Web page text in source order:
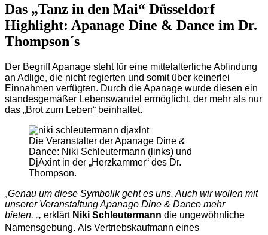
Das „Tanz in den Mai“ Düsseldorf
Highlight: Apanage Dine & Dance im Dr.
Thompson´s
Der Begriff Apanage steht für eine mittelalterliche Abfindung
an Adlige, die nicht regierten und somit über keinerlei
Einnahmen verfügten. Durch die Apanage wurde diesen ein
standesgemäßer Lebenswandel ermöglicht, der mehr als nur
das „Brot zum Leben“ beinhaltet.
Die Veranstalter der Apanage Dine &
Dance: Niki Schleutermann (links) und
DjAxint in der „Herzkammer“ des Dr.
Thompson.
„Genau um diese Symbolik geht es uns. Auch wir wollen mit
unserer Veranstaltung Apanage Dine & Dance mehr
bieten. „, erklärt Niki Schleutermann die ungewöhnliche
Namensgebung. Als Vertriebskaufmann eines